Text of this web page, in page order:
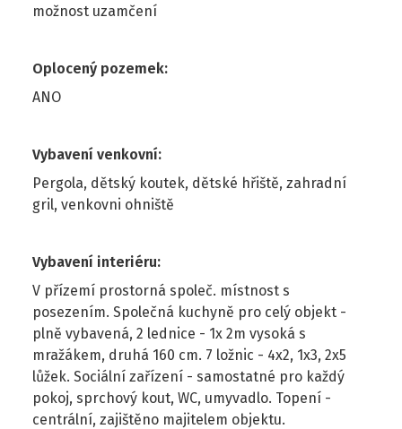
možnost uzamčení
Oplocený pozemek:
ANO
Vybavení venkovní:
Pergola, dětský koutek, dětské hřiště, zahradní
gril, venkovni ohniště
Vybavení interiéru:
V přízemí prostorná společ. místnost s
posezením. Společná kuchyně pro celý objekt -
plně vybavená, 2 lednice - 1x 2m vysoká s
mražákem, druhá 160 cm. 7 ložnic - 4x2, 1x3, 2x5
lůžek. Sociální zařízení - samostatné pro každý
pokoj, sprchový kout, WC, umyvadlo. Topení -
centrální, zajištěno majitelem objektu.